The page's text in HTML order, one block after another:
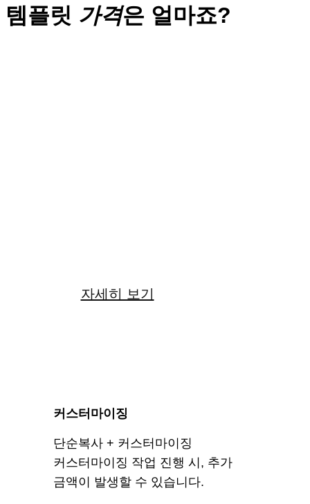
템플릿 가격은 얼마죠?
자세히 보기
커스터마이징
단순복사 + 커스터마이징
커스터마이징 작업 진행 시, 추가
금액이 발생할 수 있습니다.